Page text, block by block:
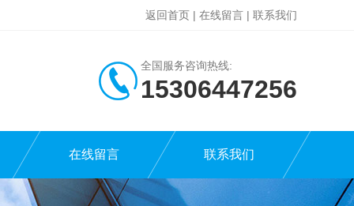
返回首页 | 在线留言 | 联系我们
全国服务咨询热线:
15306447256
在线留言 联系我们